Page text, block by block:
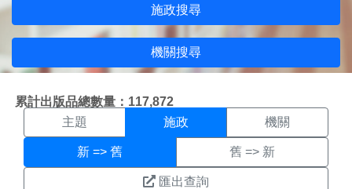
施政搜尋
機關搜尋
累計出版品總數量：117,872
施政搜尋結果頁面
主題 施政 機關
新 => 舊 舊 => 新
匯出查詢